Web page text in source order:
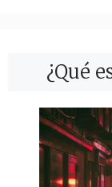
¿Qué